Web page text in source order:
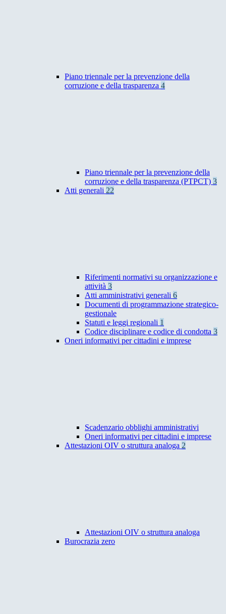
Piano triennale per la prevenzione della
corruzione e della trasparenza 4
Piano triennale per la prevenzione della
corruzione e della trasparenza (PTPCT) 3
Atti generali 22
Riferimenti normativi su organizzazione e
attività 3
Atti amministrativi generali 6
Documenti di programmazione strategico-
gestionale
Statuti e leggi regionali 1
Codice disciplinare e codice di condotta 3
Oneri informativi per cittadini e imprese
Scadenzario obblighi amministrativi
Oneri informativi per cittadini e imprese
Attestazioni OIV o struttura analoga 2
Attestazioni OIV o struttura analoga
Burocrazia zero